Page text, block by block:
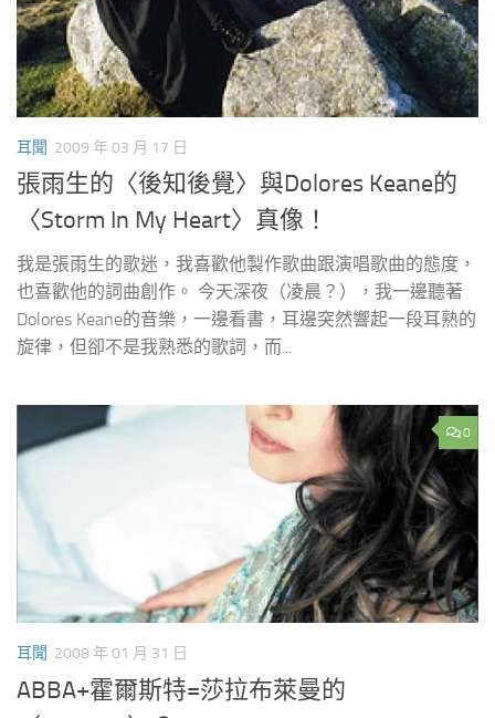
耳聞 2009 年 03 月 17 日
張雨生的〈後知後覺〉與Dolores Keane的
〈Storm In My Heart〉真像！
我是張雨生的歌迷，我喜歡他製作歌曲跟演唱歌曲的態度，
也喜歡他的詞曲創作。 今天深夜（凌晨？），我一邊聽著
Dolores Keane的音樂，一邊看書，耳邊突然響起一段耳熟的
旋律，但卻不是我熟悉的歌詞，而...
0
耳聞 2008 年 01 月 31 日
ABBA+霍爾斯特=莎拉布萊曼的